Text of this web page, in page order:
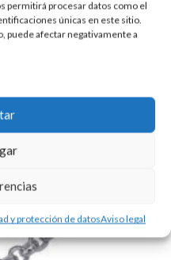
permitirá procesar datos como el
únicas en este sitio.
afectar negativamente a
y protección de datosAviso legal